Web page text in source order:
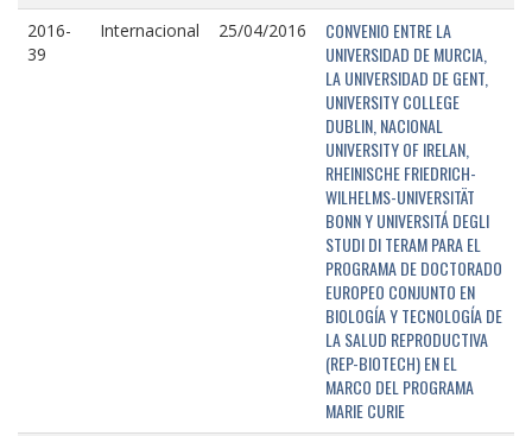
2016-
39
Internacional 25/04/2016
CONVENIO ENTRE LA
UNIVERSIDAD DE MURCIA,
LA UNIVERSIDAD DE GENT,
UNIVERSITY COLLEGE
DUBLIN, NACIONAL
UNIVERSITY OF IRELAN,
RHEINISCHE FRIEDRICH-
WILHELMS-UNIVERSITÄT
BONN Y UNIVERSITÁ DEGLI
STUDI DI TERAM PARA EL
PROGRAMA DE DOCTORADO
EUROPEO CONJUNTO EN
BIOLOGÍA Y TECNOLOGÍA DE
LA SALUD REPRODUCTIVA
(REP-BIOTECH) EN EL
MARCO DEL PROGRAMA
MARIE CURIE